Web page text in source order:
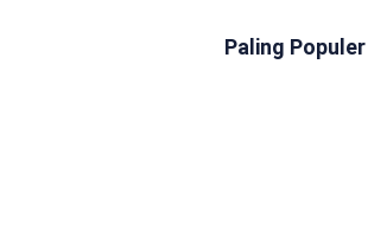
Paling Populer